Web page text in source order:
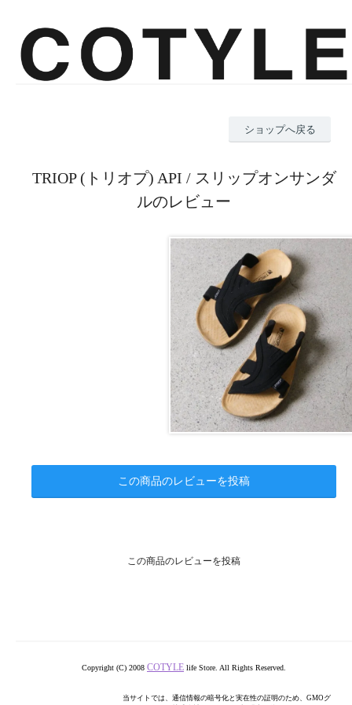
ショップへ戻る
TRIOP (トリオプ) API / スリップオンサンダ
ルのレビュー
この商品のレビューを投稿
この商品のレビューを投稿
Copyright (C) 2008 COTYLE life Store. All Rights Reserved.
当サイトでは、通信情報の暗号化と実在性の証明のため、GMOグ